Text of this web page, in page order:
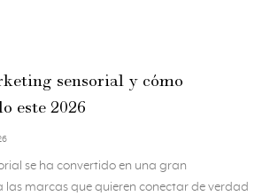
sensorial y cómo
este 2026
se ha convertido en una gran
marcas que quieren conectar de verdad